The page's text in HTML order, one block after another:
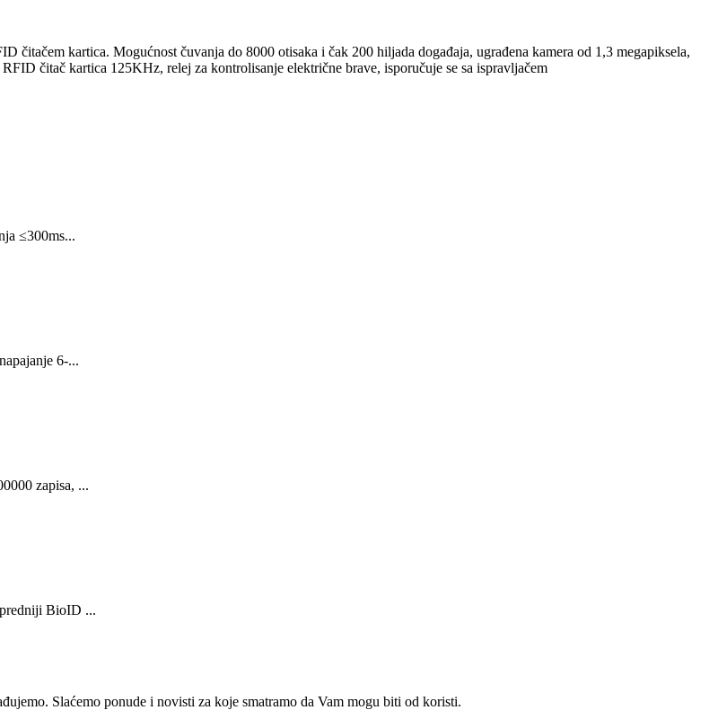
čitačem kartica. Mogućnost čuvanja do 8000 otisaka i čak 200 hiljada događaja, ugrađena kamera od 1,3 megapiksela,
čitač kartica 125KHz, relej za kontrolisanje električne brave, isporučuje se sa ispravljačem
≤300ms...
6-...
zapisa, ...
BioID ...
Slaćemo ponude i novisti za koje smatramo da Vam mogu biti od koristi.